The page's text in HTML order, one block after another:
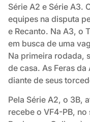
Série A2 e Série A3.
equipes na disputa
e Recanto. Na A3, o
em busca de uma
Na primeira rodada,
de casa. As Feras
diante de seus
Pela Série A2, o 3B,
recebe o VF4-PB,